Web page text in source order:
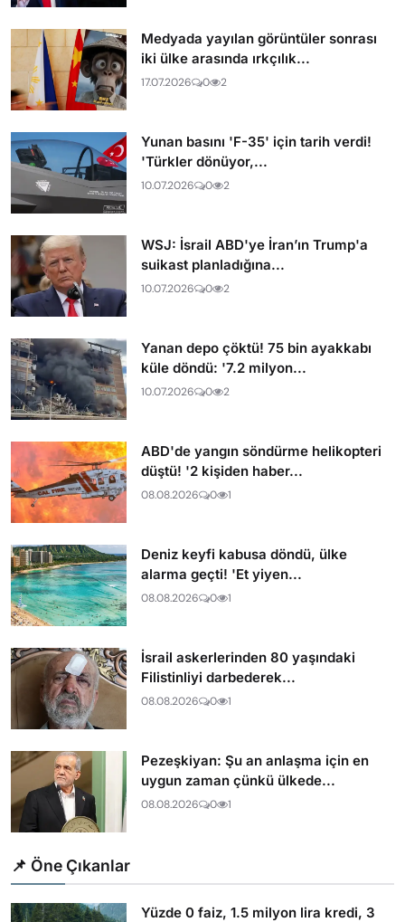
Medyada yayılan görüntüler sonrası
iki ülke arasında ırkçılık...
17.07.2026 0 2
Yunan basını 'F-35' için tarih verdi!
'Türkler dönüyor,...
10.07.2026 0 2
WSJ: İsrail ABD'ye İran’ın Trump'a
suikast planladığına...
10.07.2026 0 2
Yanan depo çöktü! 75 bin ayakkabı
küle döndü: '7.2 milyon...
10.07.2026 0 2
ABD'de yangın söndürme helikopteri
düştü! '2 kişiden haber...
08.08.2026 0 1
Deniz keyfi kabusa döndü, ülke
alarma geçti! 'Et yiyen...
08.08.2026 0 1
İsrail askerlerinden 80 yaşındaki
Filistinliyi darbederek...
08.08.2026 0 1
Pezeşkiyan: Şu an anlaşma için en
uygun zaman çünkü ülkede...
08.08.2026 0 1
📌 Öne Çıkanlar
Yüzde 0 faiz, 1.5 milyon lira kredi, 3